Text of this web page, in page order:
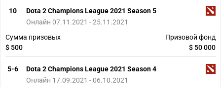
10
Dota 2 Champions League 2021 Season 5
Онлайн 07.11.2021 - 25.11.2021
Сумма призовых
$ 500
Призовой фонд
$ 50 000
5-6
Dota 2 Champions League 2021 Season 4
Онлайн 17.09.2021 - 06.10.2021